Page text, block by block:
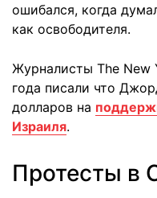
ошибался, когда
как освободителя.
Журналисты The New
года писали что
долларов на
Израиля.
Протесты в